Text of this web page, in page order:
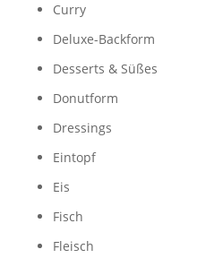
Curry
Deluxe-Backform
Desserts & Süßes
Donutform
Dressings
Eintopf
Eis
Fisch
Fleisch